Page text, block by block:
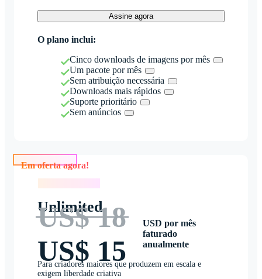
Assine agora
O plano inclui:
Cinco downloads de imagens por mês
Um pacote por mês
Sem atribuição necessária
Downloads mais rápidos
Suporte prioritário
Sem anúncios
Unlimited
US$ 18
US$ 15
USD por mês
faturado
anualmente
Para criadores maiores que produzem em escala e
exigem liberdade criativa